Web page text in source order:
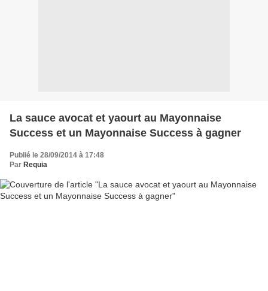
La sauce avocat et yaourt au Mayonnaise
Success et un Mayonnaise Success à gagner
Publié le 28/09/2014 à 17:48
Par Requia